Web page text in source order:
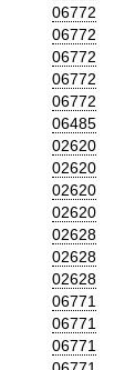
06772
06772
06772
06772
06772
06485
02620
02620
02620
02620
02628
02628
02628
06771
06771
06771